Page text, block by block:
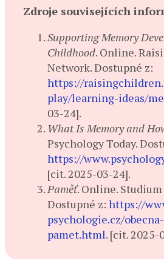
Zdroje souvisejících
Supporting Memory
Childhood. Online.
Network. Dostupné z:
https://
play/learning-ideas/
03-24].
What Is Memory and
Psychology Today.
https://
[cit. 2025-03-24].
Paměť. Online.
Dostupné z: https://
psychologie.cz/
pamet.html. [cit. 2025-